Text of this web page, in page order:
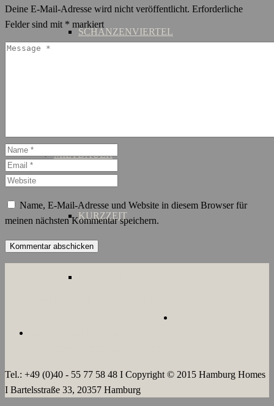
SCHANZENVIERTEL
MIETDAUER
KURZZEIT
Deine E-Mail-Adresse wird nicht veröffentlicht. Erforderliche
Felder sind mit * markiert
Name, E-Mail-Adresse und Website in diesem Browser für
meinen nächsten Kommentar speichern.
Tel.: +49 (0)40 - 55 77 58 48 I Copyright © 2015 Hamburg Homes
I Bartelsstraße 33, 20357 Hamburg